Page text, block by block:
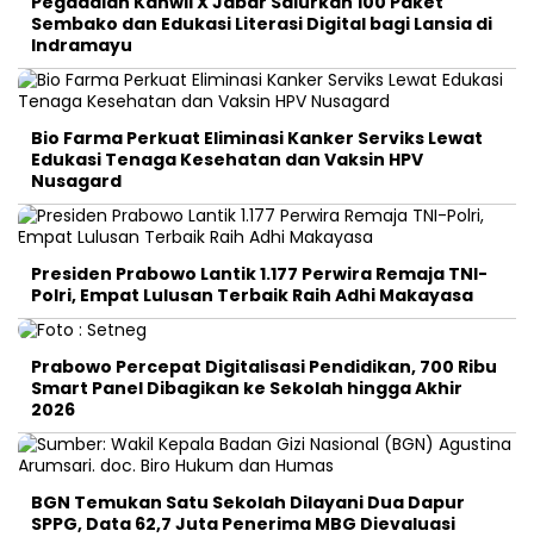
Sembako dan Edukasi Literasi Digital bagi Lansia di
Indramayu
Bio Farma Perkuat Eliminasi Kanker Serviks Lewat
Edukasi Tenaga Kesehatan dan Vaksin HPV
Nusagard
Presiden Prabowo Lantik 1.177 Perwira Remaja TNI-
Polri, Empat Lulusan Terbaik Raih Adhi Makayasa
Prabowo Percepat Digitalisasi Pendidikan, 700 Ribu
Smart Panel Dibagikan ke Sekolah hingga Akhir
2026
BGN Temukan Satu Sekolah Dilayani Dua Dapur
SPPG, Data 62,7 Juta Penerima MBG Dievaluasi